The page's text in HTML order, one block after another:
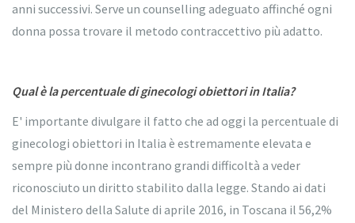
anni successivi. Serve un counselling adeguato affinché ogni
donna possa trovare il metodo contraccettivo più adatto.
Qual è la percentuale di ginecologi obiettori in Italia?
E' importante divulgare il fatto che ad oggi la percentuale di
ginecologi obiettori in Italia è estremamente elevata e
sempre più donne incontrano grandi difficoltà a veder
riconosciuto un diritto stabilito dalla legge. Stando ai dati
del Ministero della Salute di aprile 2016, in Toscana il 56,2%